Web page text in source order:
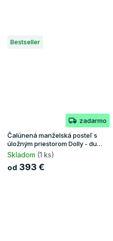
Bestseller
zadarmo
Čalúnená manželská posteľ s
úložným priestorom Dolly - dub
craft/biela
Skladom (1 ks)
od 393 €